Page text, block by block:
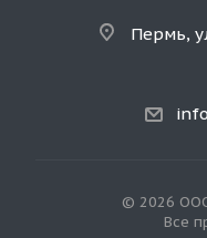
Пермь,
© 2026
Все